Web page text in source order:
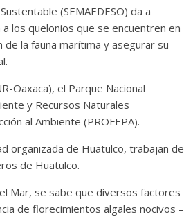
(SEMAEDESO) da a
los quelonios que se encuentren en
la fauna marítima y asegurar su
Oaxaca), el Parque Nacional
y Recursos Naturales
al Ambiente (PROFEPA).
organizada de Huatulco, trabajan de
de Huatulco.
Mar, se sabe que diversos factores
de florecimientos algales nocivos –